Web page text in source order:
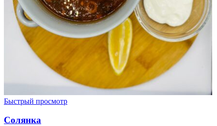
Быстрый просмотр
Солянка